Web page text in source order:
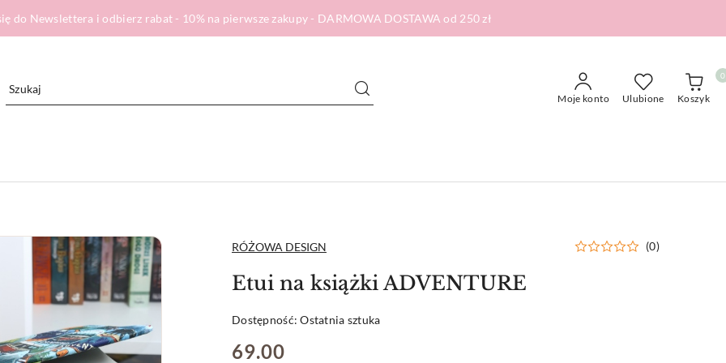
do Newslettera i odbierz rabat - 10% na pierwsze zakupy - DARMOWA DOSTAWA od 250 zł
Moje konto Ulubione Koszyk
0
NAZWA
PRODUCENTA:
RÓŻOWA DESIGN (0)
Etui na książki ADVENTURE
Dostępność:Ostatnia sztuka
cena:
69.00